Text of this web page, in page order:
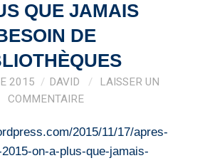
QUE JAMAIS
DE
2015 DAVID
LAISSER UN
COMMENTAIRE
2015/11/17/apres-
on-a-plus-que-jamais-